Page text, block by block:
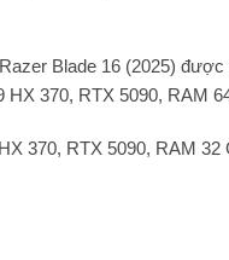
Blade 16 (2025) được
370, RTX 5090, RAM
370, RTX 5090, RAM